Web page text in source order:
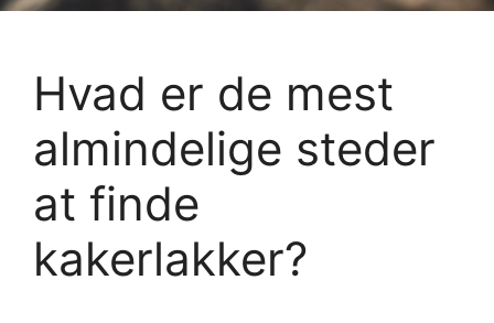
Hvad er de mest
almindelige steder
at finde
kakerlakker?